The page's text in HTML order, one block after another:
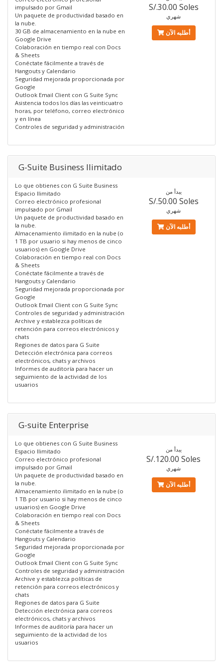
impulsado por Gmail
Un paquete de productividad basado en
la nube.
30 GB de almacenamiento en la nube en
Google Drive
Colaboración en tiempo real con Docs
& Sheets
Conéctate fácilmente a través de
Hangouts y Calendario
Seguridad mejorada proporcionada por
Google
Outlook Email Client con G Suite Sync
Asistencia todos los días las veinticuatro
horas, por teléfono, correo electrónico
y en línea
Controles de seguridad y administración
S/.30.00 Soles
شهري
أطلبه الآن
G-Suite Business Ilimitado
Lo que obtienes con G Suite Business
Espacio Ilimitado
Correo electrónico profesional
impulsado por Gmail
Un paquete de productividad basado en
la nube.
Almacenamiento ilimitado en la nube (o
1 TB por usuario si hay menos de cinco
usuarios) en Google Drive
Colaboración en tiempo real con Docs
& Sheets
Conéctate fácilmente a través de
Hangouts y Calendario
Seguridad mejorada proporcionada por
Google
Outlook Email Client con G Suite Sync
Controles de seguridad y administración
Archive y establezca políticas de
retención para correos electrónicos y
chats
Regiones de datos para G Suite
Detección electrónica para correos
electrónicos, chats y archivos
Informes de auditoría para hacer un
seguimiento de la actividad de los
usuarios
يبدأ من
S/.50.00 Soles
شهري
أطلبه الآن
G-suite Enterprise
Lo que obtienes con G Suite Business
Espacio Ilimitado
Correo electrónico profesional
impulsado por Gmail
Un paquete de productividad basado en
la nube.
Almacenamiento ilimitado en la nube (o
1 TB por usuario si hay menos de cinco
usuarios) en Google Drive
Colaboración en tiempo real con Docs
& Sheets
Conéctate fácilmente a través de
Hangouts y Calendario
Seguridad mejorada proporcionada por
Google
Outlook Email Client con G Suite Sync
Controles de seguridad y administración
Archive y establezca políticas de
retención para correos electrónicos y
chats
Regiones de datos para G Suite
Detección electrónica para correos
electrónicos, chats y archivos
Informes de auditoría para hacer un
seguimiento de la actividad de los
usuarios
يبدأ من
S/.120.00 Soles
شهري
أطلبه الآن